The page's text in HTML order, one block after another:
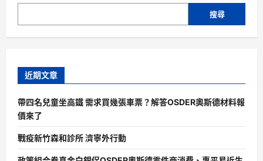
搜尋
近期文章
帶四名兒童坐高鐵 需求買幾張車票？解答OSDER奧斯德材料報
價來了
戰疫新竹森和診所 濟寧外行動